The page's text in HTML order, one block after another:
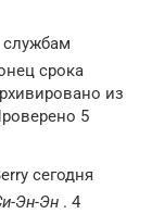
срока
из
5
сегодня
Эн-Эн . 4